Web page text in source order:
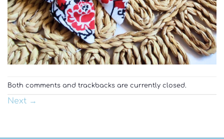
Both comments and trackbacks are currently closed.
Next →